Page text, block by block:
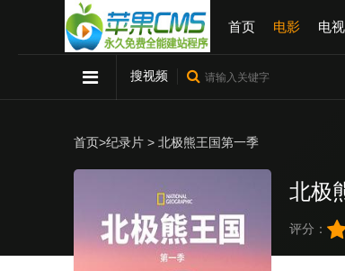
首页 电影 电
搜视频
首页>纪录片 > 北极熊王国第一季
北极
评分：